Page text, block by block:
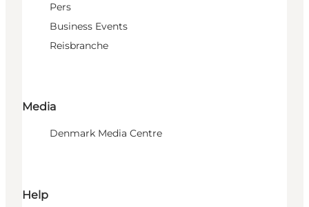
Pers
Business Events
Reisbranche
Media
Denmark Media Centre
Help